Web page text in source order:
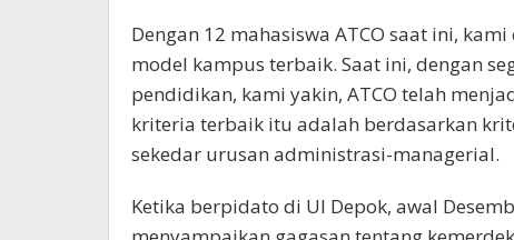
Dengan 12 mahasiswa ATCO saat ini,
model kampus terbaik. Saat ini, dengan
pendidikan, kami yakin, ATCO telah
kriteria terbaik itu adalah berdasarkan
sekedar urusan administrasi-managerial.
Ketika berpidato di UI Depok, awal